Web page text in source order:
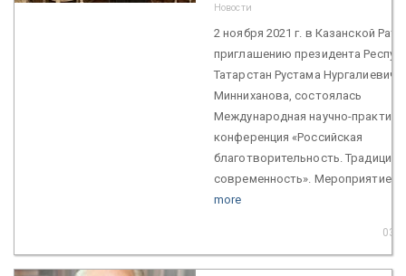
Новости
2 ноября 2021 г. в Казанской
приглашению президента
Татарстан Рустама Нургалиевича
Минниханова, состоялась
Международная научно-
конференция «Российская
благотворительность. Традиции
современность». Мероприятие...
more
03